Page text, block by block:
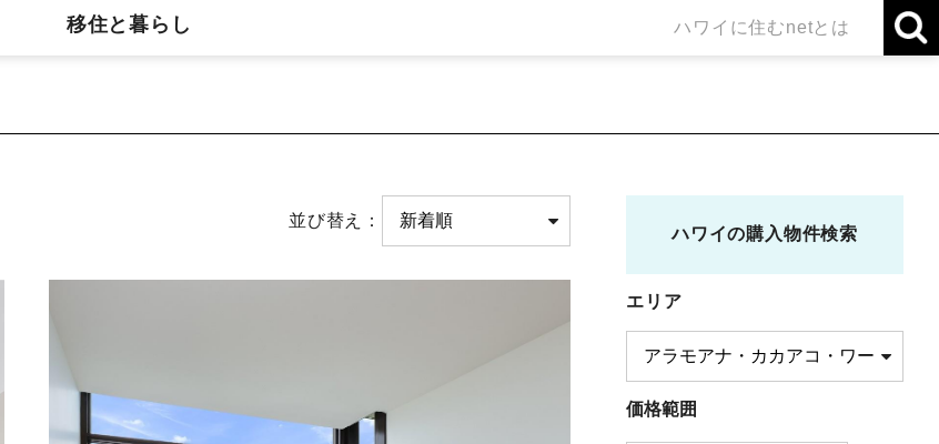
移住と暮らし ハワイに住むnetとは
並び替え：
ハワイの購入物件検索
エリア
価格範囲